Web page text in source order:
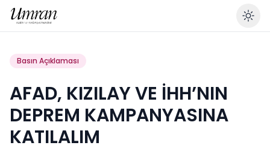
Basın Açıklaması
AFAD, KIZILAY VE İHH’NIN
DEPREM KAMPANYASINA
KATILALIM